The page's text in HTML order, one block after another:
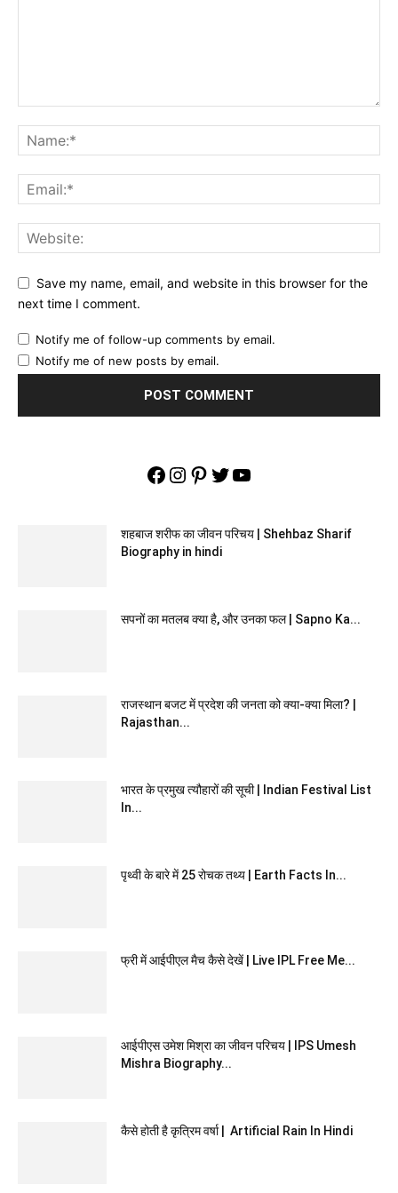
Save my name, email, and website in this browser for the
next time I comment.
Notify me of follow-up comments by email.
Notify me of new posts by email.
Facebook
Instagram
Pinterest
Twitter
YouTube
शहबाज शरीफ का जीवन परिचय | Shehbaz Sharif
Biography in hindi
सपनों का मतलब क्या है, और उनका फल | Sapno Ka...
राजस्थान बजट में प्रदेश की जनता को क्या-क्या मिला? |
Rajasthan...
भारत के प्रमुख त्यौहारों की सूची | Indian Festival List
In...
पृथ्वी के बारे में 25 रोचक तथ्य | Earth Facts In...
फ्री में आईपीएल मैच कैसे देखें | Live IPL Free Me...
आईपीएस उमेश मिश्रा का जीवन परिचय | IPS Umesh
Mishra Biography...
कैसे होती है कृत्रिम वर्षा | Artificial Rain In Hindi